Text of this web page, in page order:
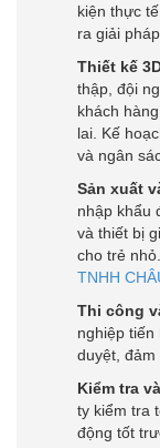
kiện thực
ra giải
Thiết kế
thập, đội
khách
lai. Kế
và ngân
Sản xuất
nhập khẩu
và thiết bị
cho trẻ nhỏ.
TNHH
Thi công
nghiệp tiến
duyệt, đảm
Kiểm tra
ty kiểm tra
động tốt